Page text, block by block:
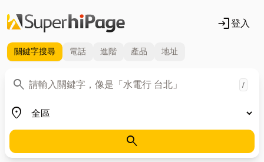
login登入
關鍵字搜尋 電話 進階 產品 地址
search
關鍵字 /
place
地區
search